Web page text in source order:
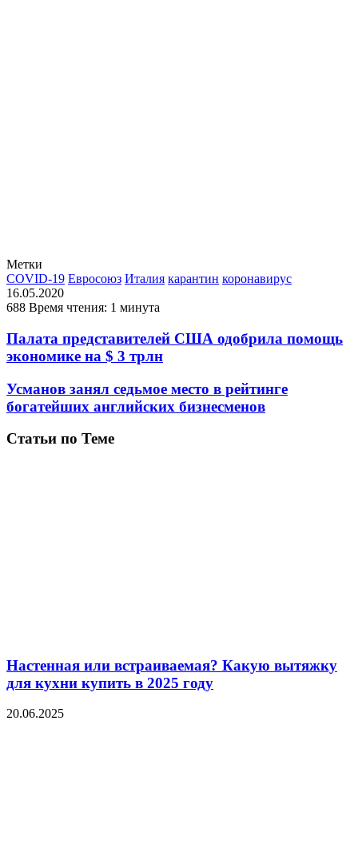
Метки
COVID-19 Евросоюз Италия карантин коронавирус
16.05.2020
688 Время чтения: 1 минута
Палата представителей США одобрила помощь
экономике на $ 3 трлн
Усманов занял седьмое место в рейтинге
богатейших английских бизнесменов
Статьи по Теме
Настенная или встраиваемая? Какую вытяжку
для кухни купить в 2025 году
20.06.2025